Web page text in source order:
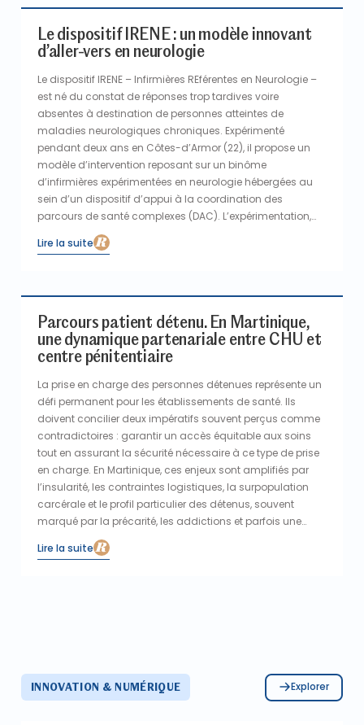
Le dispositif IRENE : un modèle innovant
d’aller-vers en neurologie
Le dispositif IRENE – Infirmières REférentes en Neurologie –
est né du constat de réponses trop tardives voire
absentes à destination de personnes atteintes de
maladies neurologiques chroniques. Expérimenté
pendant deux ans en Côtes-d’Armor (22), il propose un
modèle d’intervention reposant sur un binôme
d’infirmières expérimentées en neurologie hébergées au
sein d’un dispositif d’appui à la coordination des
parcours de santé complexes (DAC). L’expérimentation,
soutenue et financée par l’ARS Bretagne et l’association
France Parkinson, a été mise en place sous l’égide de
coordonnée, précoce et préventive en promotion de santé.
Lire la suite
Parcours patient détenu. En Martinique,
une dynamique partenariale entre CHU et
centre pénitentiaire
La prise en charge des personnes détenues représente un
défi permanent pour les établissements de santé. Ils
doivent concilier deux impératifs souvent perçus comme
contradictoires : garantir un accès équitable aux soins
tout en assurant la sécurité nécessaire à ce type de prise
en charge. En Martinique, ces enjeux sont amplifiés par
l’insularité, les contraintes logistiques, la surpopulation
carcérale et le profil particulier des détenus, souvent
marqué par la précarité, les addictions et parfois une
implication dans le narcotrafic. Afin de fluidifier le
parcours hospitalier du patient détenu, le CHU de
Lire la suite
INNOVATION & NUMÉRIQUE Explorer